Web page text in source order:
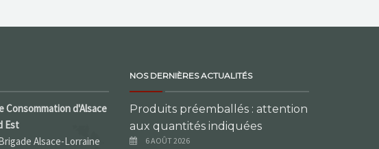
Consommation d'Alsace
Est
Alsace-Lorraine
NOS DERNIÈRES ACTUALITÉS
Produits préemballés : attention
aux quantités indiquées
6 AOÛT 2026